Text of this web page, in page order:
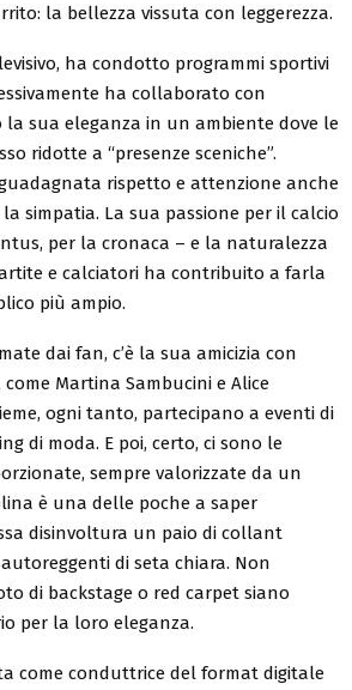
la bellezza vissuta con leggerezza.
ha condotto programmi sportivi
ha collaborato con
la sua eleganza in un ambiente dove le
ridotte a “presenze sceniche”.
guadagnata rispetto e attenzione anche
simpatia. La sua passione per il calcio
per la cronaca – e la naturalezza
e calciatori ha contribuito a farla
più ampio.
dai fan, c’è la sua amicizia con
Martina Sambucini e Alice
ogni tanto, partecipano a eventi di
di moda. E poi, certo, ci sono le
sempre valorizzate da un
è una delle poche a saper
disinvoltura un paio di collant
di seta chiara. Non
di backstage o red carpet siano
per la loro eleganza.
come conduttrice del format digitale